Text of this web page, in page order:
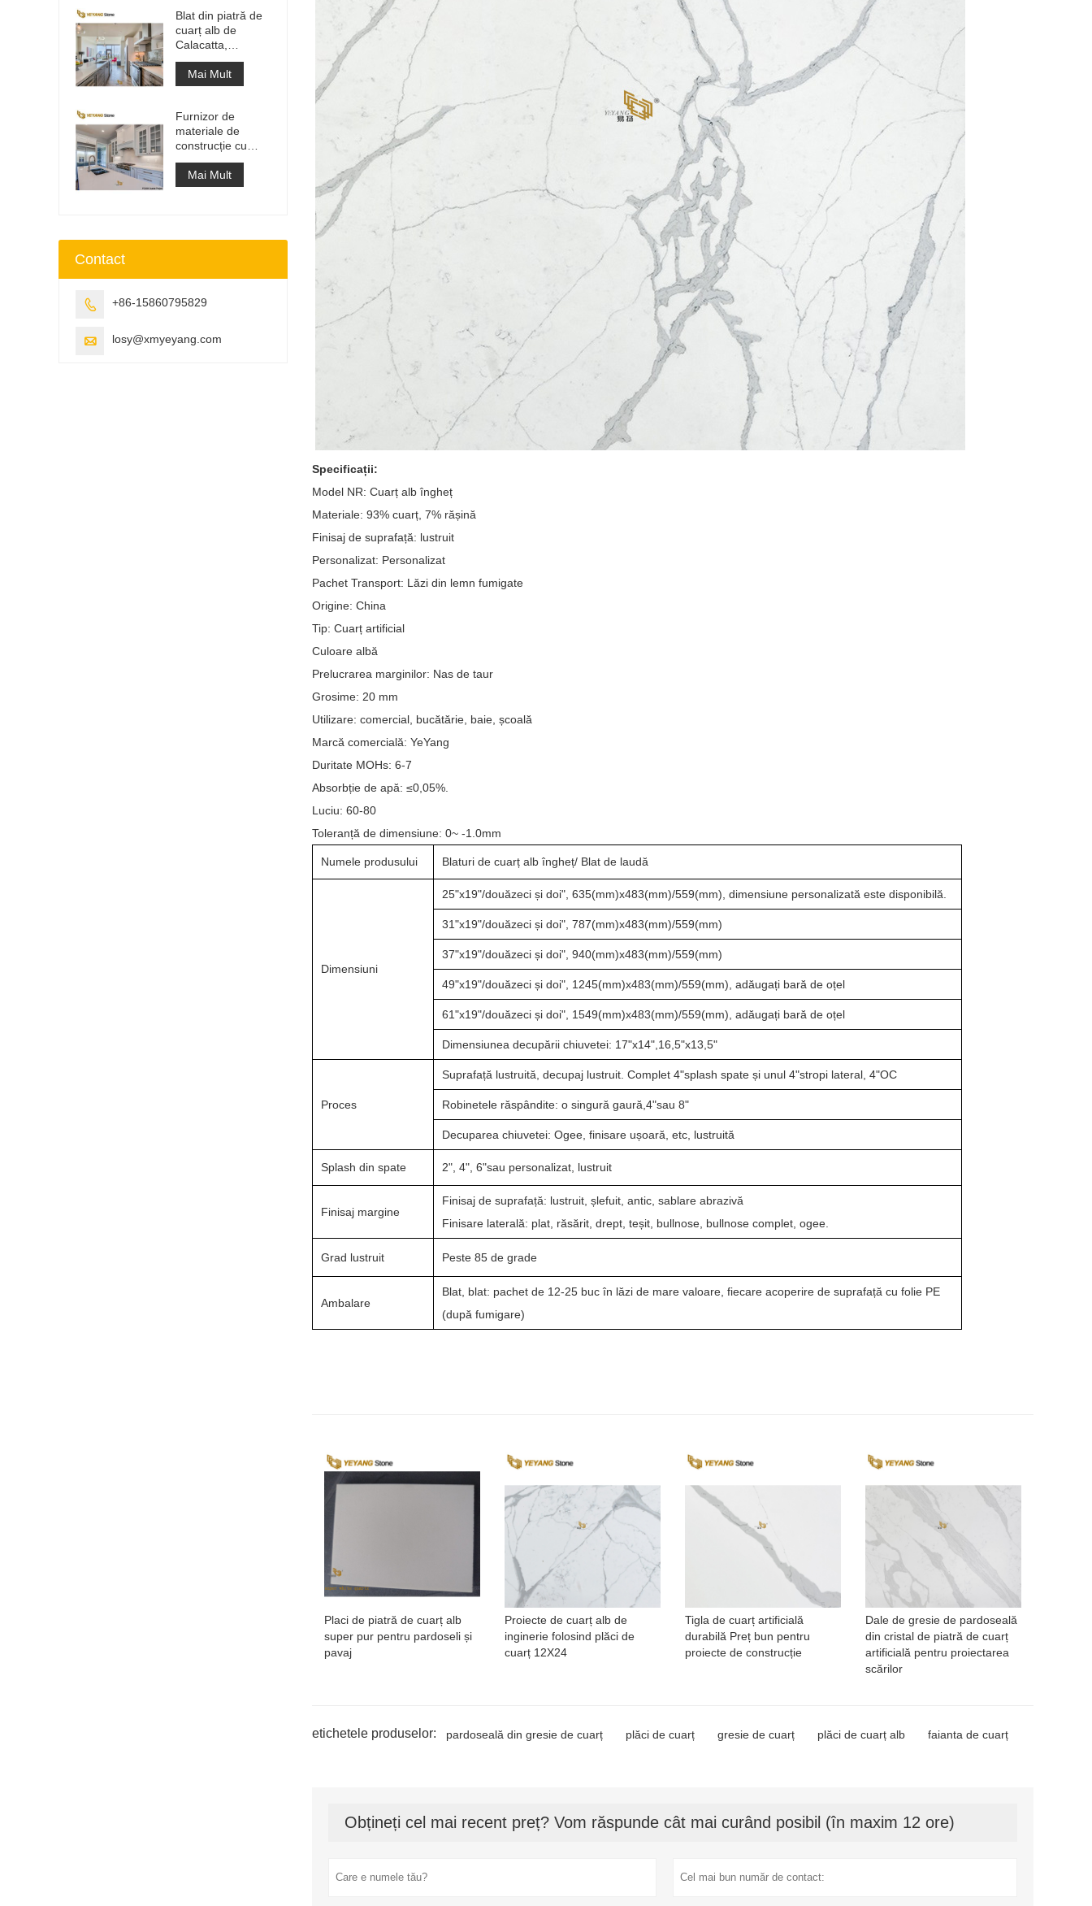
Specificații:
Model NR: Cuarț alb îngheț
Materiale: 93% cuarț, 7% rășină
Finisaj de suprafață: lustruit
Personalizat: Personalizat
Pachet Transport: Lăzi din lemn fumigate
Origine: China
Tip: Cuarț artificial
Culoare albă
Prelucrarea marginilor: Nas de taur
Grosime: 20 mm
Utilizare: comercial, bucătărie, baie, școală
Marcă comercială: YeYang
Duritate MOHs: 6-7
Absorbție de apă: ≤0,05%.
Luciu: 60-80
Toleranță de dimensiune: 0~ -1.0mm
Numele produsului Blaturi de cuarț alb îngheț/ Blat de laudă
Dimensiuni
25"x19"/douăzeci și doi", 635(mm)x483(mm)/559(mm), dimensiune personalizată este disponibilă.
31"x19"/douăzeci și doi", 787(mm)x483(mm)/559(mm)
37"x19"/douăzeci și doi", 940(mm)x483(mm)/559(mm)
49"x19"/douăzeci și doi", 1245(mm)x483(mm)/559(mm), adăugați bară de oțel
61"x19"/douăzeci și doi", 1549(mm)x483(mm)/559(mm), adăugați bară de oțel
Dimensiunea decupării chiuvetei: 17"x14",16,5"x13,5"
Proces
Suprafață lustruită, decupaj lustruit. Complet 4"splash spate și unul 4"stropi lateral, 4"OC
Robinetele răspândite: o singură gaură,4"sau 8"
Decuparea chiuvetei: Ogee, finisare ușoară, etc, lustruită
Splash din spate 2", 4", 6"sau personalizat, lustruit
Finisaj margine
Finisaj de suprafață: lustruit, șlefuit, antic, sablare abrazivă
Finisare laterală: plat, răsărit, drept, teșit, bullnose, bullnose complet, ogee.
Grad lustruit Peste 85 de grade
Ambalare
Blat, blat: pachet de 12-25 buc în lăzi de mare valoare, fiecare acoperire de suprafață cu folie PE
(după fumigare)
Placi de piatră de cuarț alb
super pur pentru pardoseli și
pavaj
Proiecte de cuarț alb de
inginerie folosind plăci de
cuarț 12X24
Tigla de cuarț artificială
durabilă Preț bun pentru
proiecte de construcție
Dale de gresie de pardoseală
din cristal de piatră de cuarț
artificială pentru proiectarea
scărilor
etichetele produselor: pardoseală din gresie de cuarț plăci de cuarț gresie de cuarț plăci de cuarț alb faianta de cuarț
Obțineți cel mai recent preț? Vom răspunde cât mai curând posibil (în maxim 12 ore)
Blat din piatră de
cuarț alb de
Calacatta,
proiectat artificial,
blat și blat de
lucru
Mai Mult
Furnizor de
materiale de
construcție cu
suprafață solidă
din piatră
artificială de cuarț
Mai Mult
Contact
 +86-15860795829
 losy@xmyeyang.com